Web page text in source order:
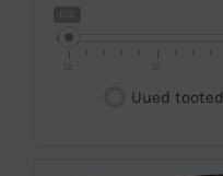
Uued tooted